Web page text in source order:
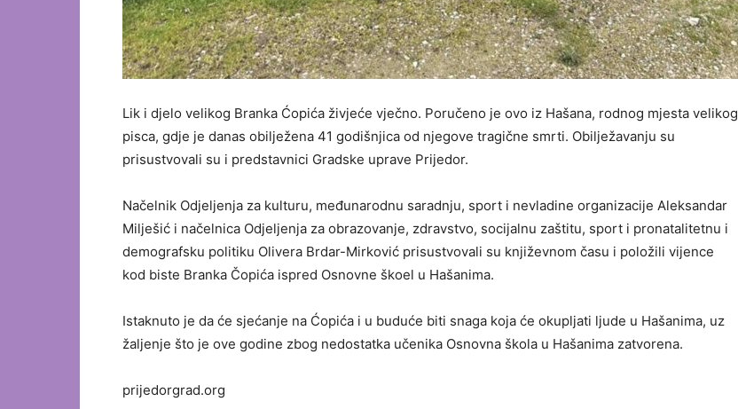
Lik i djelo velikog Branka Ćopića živjeće vječno. Poručeno je ovo iz Hašana, rodnog mjesta velikog
pisca, gdje je danas obilježena 41 godišnjica od njegove tragične smrti. Obilježavanju su
prisustvovali su i predstavnici Gradske uprave Prijedor.
Načelnik Odjeljenja za kulturu, međunarodnu saradnju, sport i nevladine organizacije Aleksandar
Milješić i načelnica Odjeljenja za obrazovanje, zdravstvo, socijalnu zaštitu, sport i pronatalitetnu i
demografsku politiku Olivera Brdar-Mirković prisustvovali su književnom času i položili vijence
kod biste Branka Čopića ispred Osnovne škoel u Hašanima.
Istaknuto je da će sjećanje na Ćopića i u buduće biti snaga koja će okupljati ljude u Hašanima, uz
žaljenje što je ove godine zbog nedostatka učenika Osnovna škola u Hašanima zatvorena.
prijedorgrad.org